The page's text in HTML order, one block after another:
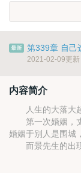
第339章 自己
2021-02-09更新
内容简介
人生的大落大起
第一次婚姻，丈
婚姻于别人是围城
而景先生的出现